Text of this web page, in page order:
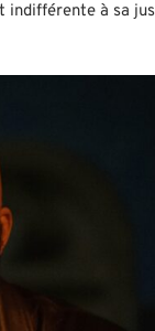
indifférente à sa